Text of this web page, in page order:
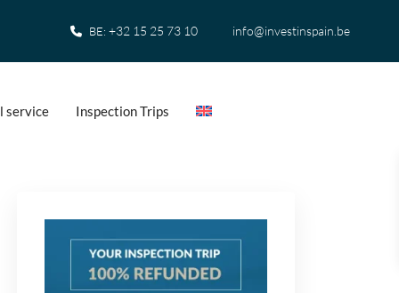
BE:+32 15 25 73 10 info@investinspain.be
service Inspection Trips